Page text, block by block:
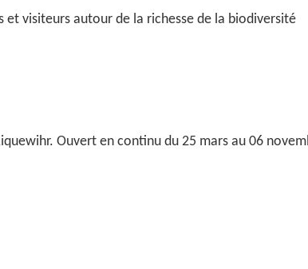
visiteurs autour de la richesse de la biodiversité
Ouvert en continu du 25 mars au 06